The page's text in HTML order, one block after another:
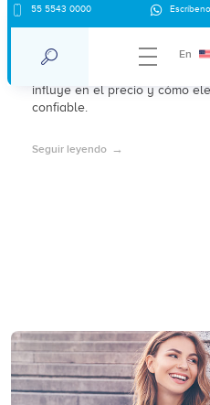
55 5543 0000
En
Precio del aborto en
precios
Conoce cuánto cuesta
influye en el precio y cómo
confiable.
Seguir leyendo